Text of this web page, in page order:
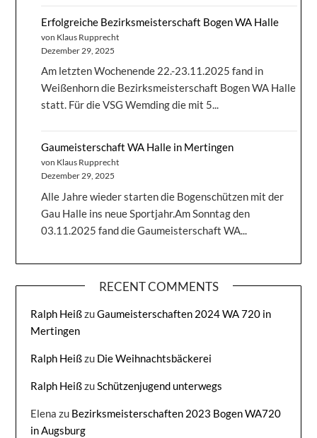
Erfolgreiche Bezirksmeisterschaft Bogen WA Halle
von Klaus Rupprecht
Dezember 29, 2025
Am letzten Wochenende 22.-23.11.2025 fand in
Weißenhorn die Bezirksmeisterschaft Bogen WA Halle
statt. Für die VSG Wemding die mit 5...
Gaumeisterschaft WA Halle in Mertingen
von Klaus Rupprecht
Dezember 29, 2025
Alle Jahre wieder starten die Bogenschützen mit der
Gau Halle ins neue Sportjahr.Am Sonntag den
03.11.2025 fand die Gaumeisterschaft WA...
RECENT COMMENTS
Ralph HeißzuGaumeisterschaften 2024 WA 720 in
Mertingen
Ralph Heißzu Die Weihnachtsbäckerei
Ralph Heißzu Schützenjugend unterwegs
Elena zu Bezirksmeisterschaften 2023 Bogen WA720
in Augsburg